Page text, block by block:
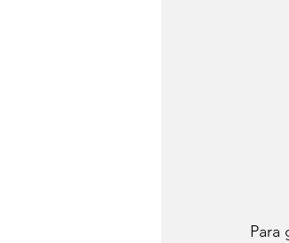
Para